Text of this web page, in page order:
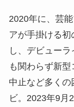
2020年に、芸
アが手掛ける
し、デビュー
も関わらず新
中止など多く
ビ。2023年9月